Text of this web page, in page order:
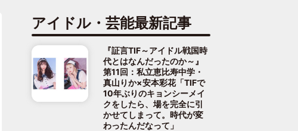
アイドル・芸能最新記事
『証言TIF～アイドル戦国時
代とはなんだったのか～』
第11回：私立恵比寿中学・
真山りか×安本彩花「TIFで
10年ぶりのキョンシーメイ
クをしたら、場を完全に引
かせてしまって。時代が変
わったんだなって」